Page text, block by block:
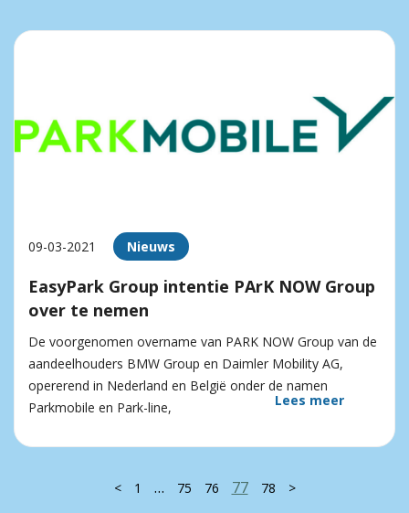
09-03-2021 Nieuws
EasyPark Group intentie PArK NOW Group
over te nemen
De voorgenomen overname van PARK NOW Group van de
aandeelhouders BMW Group en Daimler Mobility AG,
opererend in Nederland en België onder de namen
Parkmobile en Park-line,
Lees meer
< 1 … 75 76 77 78 >